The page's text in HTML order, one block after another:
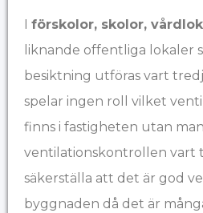
I förskolor, skolor,
liknande offentliga lokaler
besiktning utföras vart
spelar ingen roll vilket
finns i fastigheten utan
ventilationskontrollen vart
säkerställa att det är god
byggnaden då det är